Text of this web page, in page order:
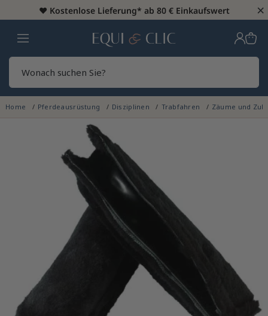
♥️ Kostenlose Lieferung* ab 80 € Einkaufswert ×
Heim
Home Pferdeausrüstung Disziplinen Trabfahren Zäume und